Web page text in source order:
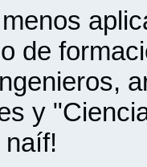
de
y